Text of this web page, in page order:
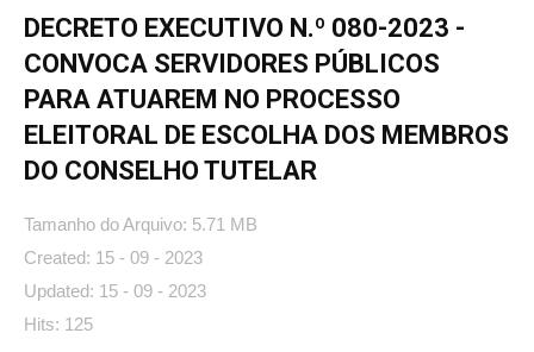
DECRETO EXECUTIVO N.º 080-2023 -
CONVOCA SERVIDORES PÚBLICOS
PARA ATUAREM NO PROCESSO
ELEITORAL DE ESCOLHA DOS MEMBROS
DO CONSELHO TUTELAR
Tamanho do Arquivo: 5.71 MB
Created: 15 - 09 - 2023
Updated: 15 - 09 - 2023
Hits: 125